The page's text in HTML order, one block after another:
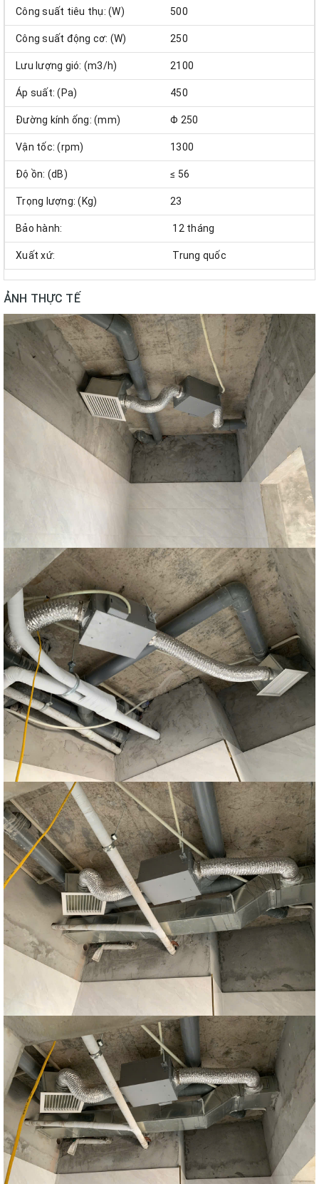
Công suất tiêu thụ: (W) 500
Công suất động cơ: (W) 250
Lưu lượng gió: (m3/h) 2100
Áp suất: (Pa) 450
Đường kính ống: (mm) Φ 250
Vận tốc: (rpm) 1300
Độ ồn: (dB) ≤ 56
Trọng lượng: (Kg) 23
Bảo hành: 12 tháng
Xuất xứ: Trung quốc
ẢNH THỰC TẾ